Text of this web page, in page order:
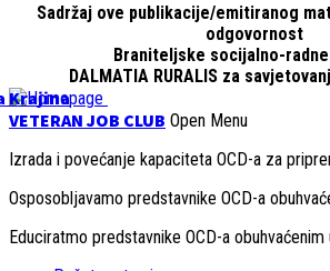
Sadržaj ove publikacije/emitiranog
odgovornost
Braniteljske socijalno-
DALMATIA RURALIS za
Krajina
VETERAN JOB CLUB Open Menu
Izrada i povećanje kapaciteta OCD-a za
Osposobljavamo predstavnike OCD-a
Educiratmo predstavnike OCD-a